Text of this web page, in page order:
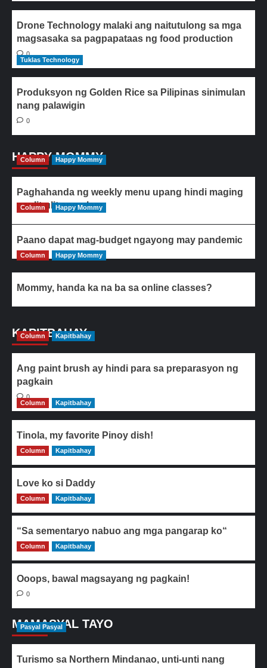
Drone Technology malaki ang naitutulong sa mga
magsasaka sa pagpapataas ng food production
0
Tuklas Technology
Produksyon ng Golden Rice sa Pilipinas sinimulan
nang palawigin
0
HAPPY MOMMY
Column Happy Mommy
Paghahanda ng weekly menu upang hindi maging
paulit-ulit ang ulam
Column Happy Mommy
Paano dapat mag-budget ngayong may pandemic
Column Happy Mommy
Mommy, handa ka na ba sa online classes?
KAPITBAHAY
Column Kapitbahay
Ang paint brush ay hindi para sa preparasyon ng
pagkain
0
Column
Kapitbahay
Tinola, my favorite Pinoy dish!
0
Column Kapitbahay
Love ko si Daddy
0
Column Kapitbahay
“Sa sementaryo nabuo ang mga pangarap ko“
0
Column Kapitbahay
Ooops, bawal magsayang ng pagkain!
0
MAMASYAL TAYO
Pasyal Pasyal
Turismo sa Northern Mindanao, unti-unti nang